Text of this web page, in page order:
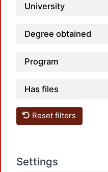
University
Degree obtained
Program
Has files
Reset filters
Settings